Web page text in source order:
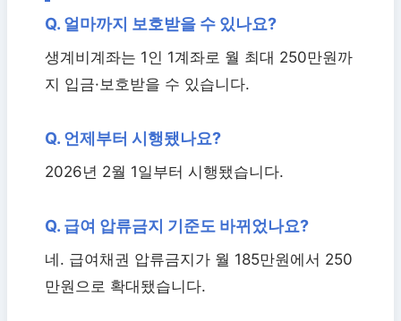
Q. 얼마까지 보호받을 수 있나요?
생계비계좌는 1인 1계좌로 월 최대 250만원까
지 입금·보호받을 수 있습니다.
Q. 언제부터 시행됐나요?
2026년 2월 1일부터 시행됐습니다.
Q. 급여 압류금지 기준도 바뀌었나요?
네. 급여채권 압류금지가 월 185만원에서 250
만원으로 확대됐습니다.